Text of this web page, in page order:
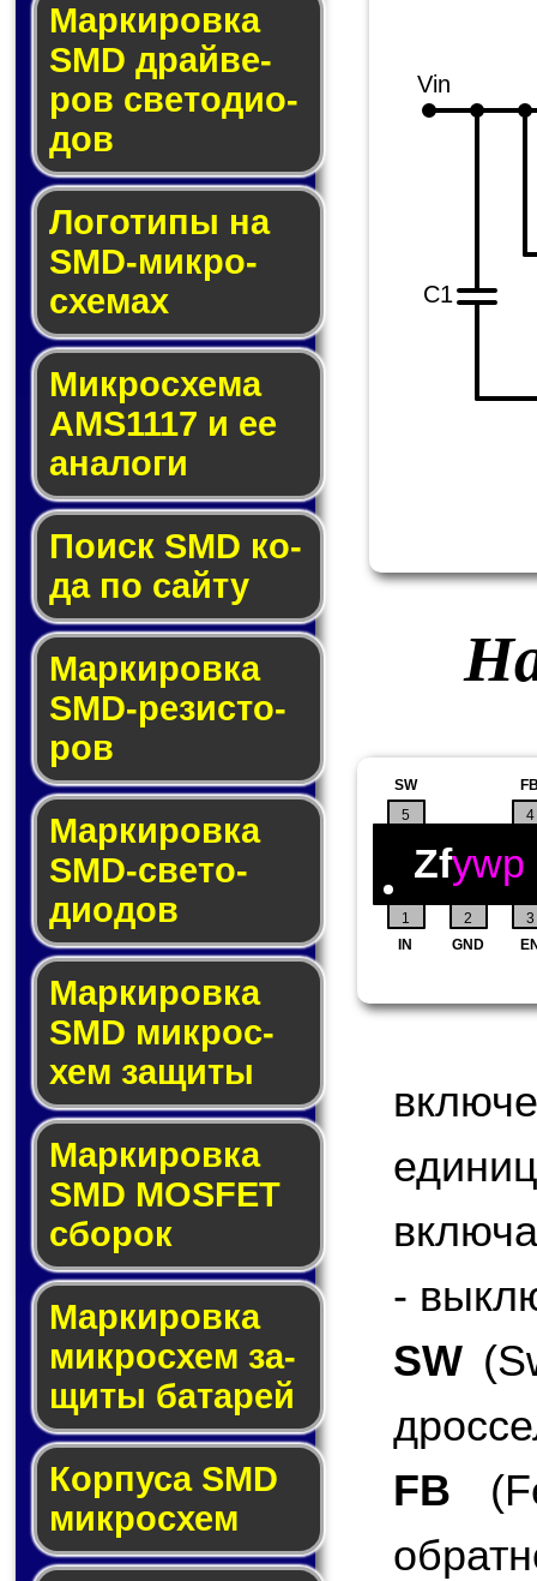
Маркировка
SMD драй­ве­
ров све­то­ди­о­
дов
Логотипы на
SMD-мик­ро­
схе­мах
Микросхема
AMS1117 и ее
ана­ло­ги
Поиск SMD ко­
да по сай­ту
Маркировка
SMD-ре­зис­то­
ров
Маркировка
SMD-све­то­
дио­дов
Мар­ки­ров­ка
SMD мик­рос­
хем защиты
Мар­ки­ров­ка
SMD MOSFET
сбо­рок
Мар­ки­ров­ка
мик­ро­схем за­
щи­ты ба­та­рей
Корпуса SMD
мик­ро­схем
C1
Vin
1 2 3
4
IN GND
5
SW
Zfywp
-
SW
FB